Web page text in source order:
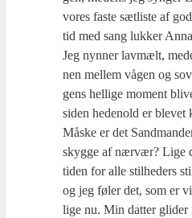
vores faste sæt­lis­te af
tid med sang luk­ker
Jeg nyn­ner lav­mælt,
nen mel­lem vågen og
gens hel­li­ge moment
siden hedenold er ble­vet
Måske er det
skyg­ge af nær­vær? Lige
tiden for alle stil­he­ders
og jeg føler det, som er
lige nu. Min dat­ter gli­der